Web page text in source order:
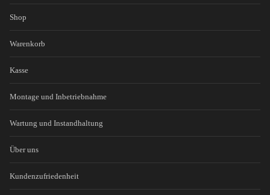
Shop
Warenkorb
Kasse
Montage und Inbetriebnahme
Wartung und Instandhaltung
Über uns
Kundenzufriedenheit